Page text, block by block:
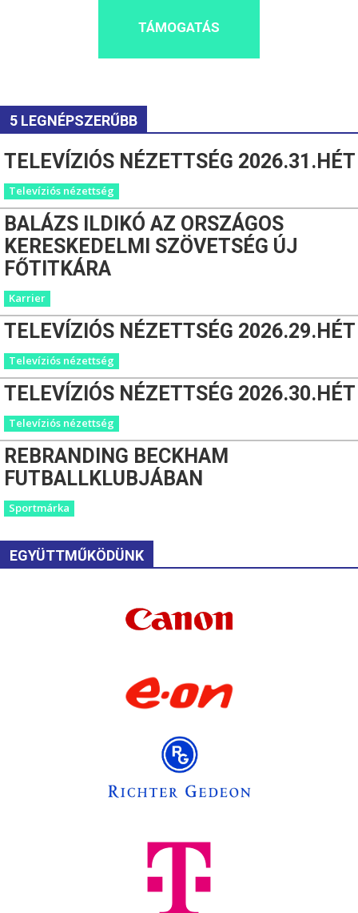
TÁMOGATÁS
5 LEGNÉPSZERŰBB
TELEVÍZIÓS NÉZETTSÉG 2026.31.HÉT
Televíziós nézettség
BALÁZS ILDIKÓ AZ ORSZÁGOS
KERESKEDELMI SZÖVETSÉG ÚJ
FŐTITKÁRA
Karrier
TELEVÍZIÓS NÉZETTSÉG 2026.29.HÉT
Televíziós nézettség
TELEVÍZIÓS NÉZETTSÉG 2026.30.HÉT
Televíziós nézettség
REBRANDING BECKHAM
FUTBALLKLUBJÁBAN
Sportmárka
EGYÜTTMŰKÖDÜNK